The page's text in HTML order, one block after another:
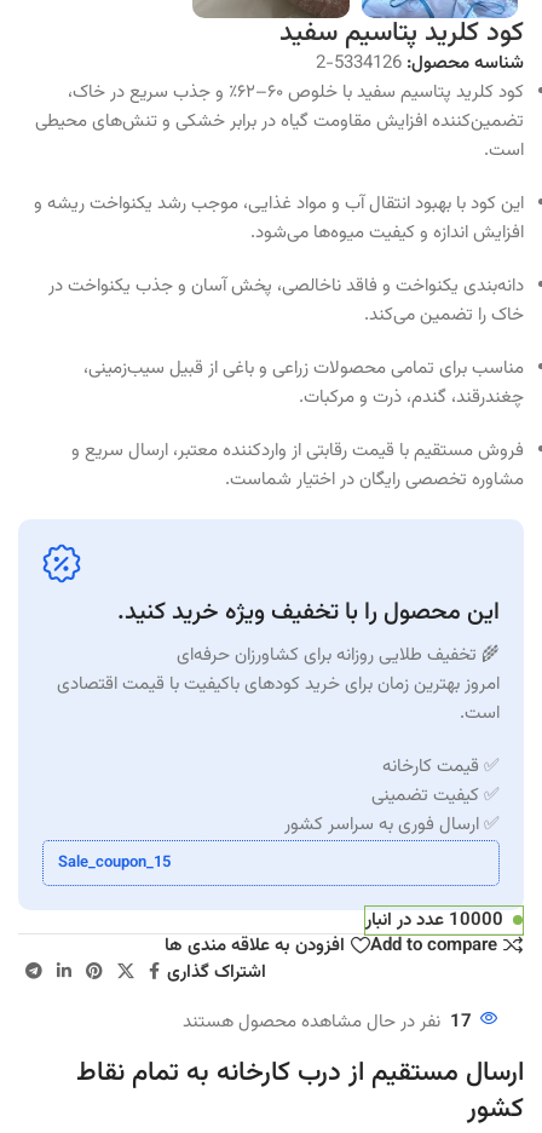
کود کلرید پتاسیم سفید
شناسه محصول: 5334126-2
کود کلرید پتاسیم سفید با خلوص ۶۰–۶۲٪ و جذب سریع در خاک،
تضمین‌کننده افزایش مقاومت گیاه در برابر خشکی و تنش‌های محیطی
است.
این کود با بهبود انتقال آب و مواد غذایی، موجب رشد یکنواخت ریشه و
افزایش اندازه و کیفیت میوه‌ها می‌شود.
دانه‌بندی یکنواخت و فاقد ناخالصی، پخش آسان و جذب یکنواخت در
خاک را تضمین می‌کند.
مناسب برای تمامی محصولات زراعی و باغی از قبیل سیب‌زمینی،
چغندرقند، گندم، ذرت و مرکبات.
فروش مستقیم با قیمت رقابتی از واردکننده معتبر، ارسال سریع و
مشاوره تخصصی رایگان در اختیار شماست.
این محصول را با تخفیف ویژه خرید کنید.
🌾 تخفیف طلایی روزانه برای کشاورزان حرفه‌ای
امروز بهترین زمان برای خرید کودهای باکیفیت با قیمت اقتصادی
است.
✅ قیمت کارخانه
✅ کیفیت تضمینی
✅ ارسال فوری به سراسر کشور
Sale_coupon_15
10000 عدد در انبار
Add to compare
افزودن به علاقه مندی ها
اشتراک گذاری
17 نفر در حال مشاهده محصول هستند
ارسال مستقیم از درب کارخانه به تمام نقاط
کشور